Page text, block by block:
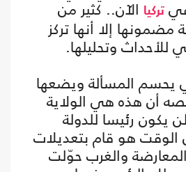
تركيا الآن.. كثير من
إلا أنها تركز
للأحداث وتحليلها.
يحسم المسألة ويضعها
أن هذه هي الولاية
يكون رئيسا للدولة
هو قام بتعديلات
والغرب حوّلت